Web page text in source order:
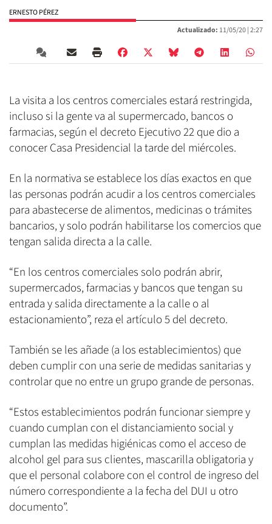
ERNESTO PÉREZ
Actualizado: 11/05/20 |2:27
La visita a los centros comerciales estará restringida,
incluso si la gente va al supermercado, bancos o
farmacias, según el decreto Ejecutivo 22 que dio a
conocer Casa Presidencial la tarde del miércoles.
En la normativa se establece los días exactos en que
las personas podrán acudir a los centros comerciales
para abastecerse de alimentos, medicinas o trámites
bancarios, y solo podrán habilitarse los comercios que
tengan salida directa a la calle.
“En los centros comerciales solo podrán abrir,
supermercados, farmacias y bancos que tengan su
entrada y salida directamente a la calle o al
estacionamiento”, reza el artículo 5 del decreto.
También se les añade (a los establecimientos) que
deben cumplir con una serie de medidas sanitarias y
controlar que no entre un grupo grande de personas.
“Estos establecimientos podrán funcionar siempre y
cuando cumplan con el distanciamiento social y
cumplan las medidas higiénicas como el acceso de
alcohol gel para sus clientes, mascarilla obligatoria y
que el personal colabore con el control de ingreso del
número correspondiente a la fecha del DUI u otro
documento”.